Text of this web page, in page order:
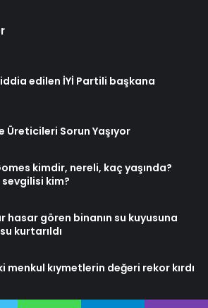
iddia edilen İYİ Partili başkana
Üreticileri Sorun Yaşıyor
kimdir, nereli, kaç yaşında?
sevgilisi kim?
hasar gören binanın su kuyusuna
kurtarıldı
menkul kıymetlerin değeri rekor kırdı